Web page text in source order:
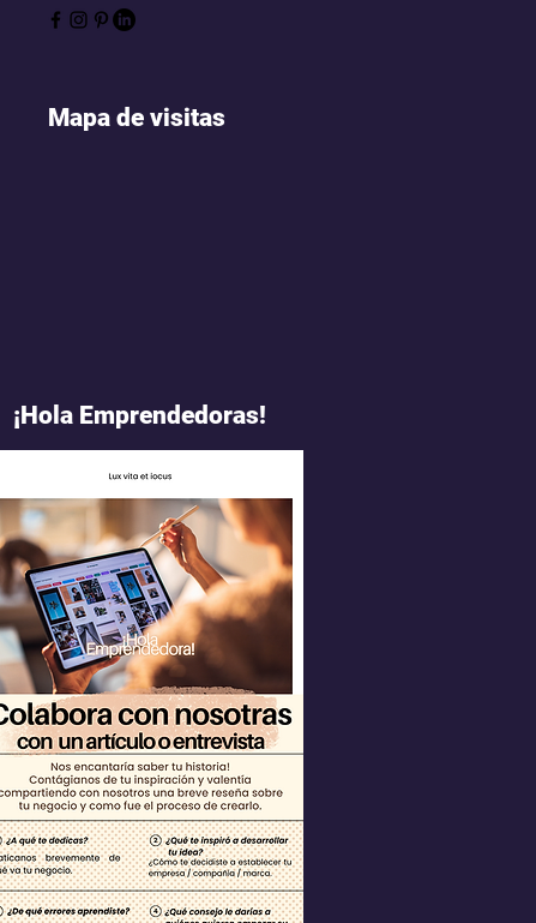
Mapa de visitas
¡Hola Emprendedoras!